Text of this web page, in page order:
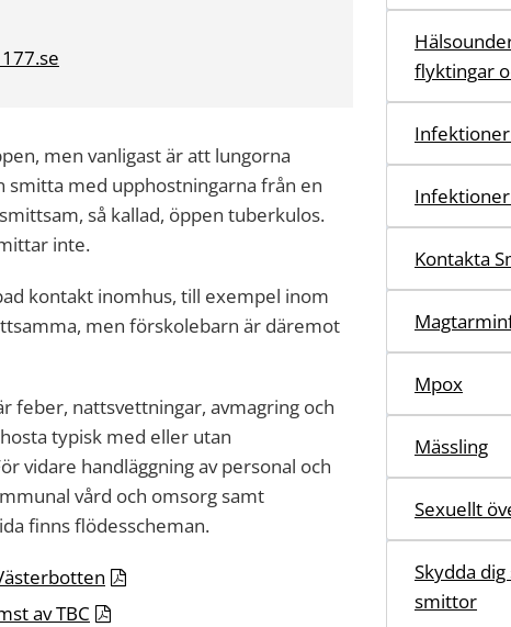
men vanligast är att lungorna
med upphostningarna från en
så kallad, öppen tuberkulos.
inte.
kontakt inomhus, till exempel inom
men förskolebarn är däremot
feber, nattsvettningar, avmagring och
typisk med eller utan
vidare handläggning av personal och
vård och omsorg samt
finns flödesscheman.
av TBC
flyktingar
Kontakta
Mpox
Mässling
Sexuellt
Skydda
smittor